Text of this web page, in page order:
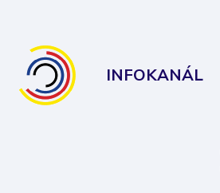
INFOKANÁL